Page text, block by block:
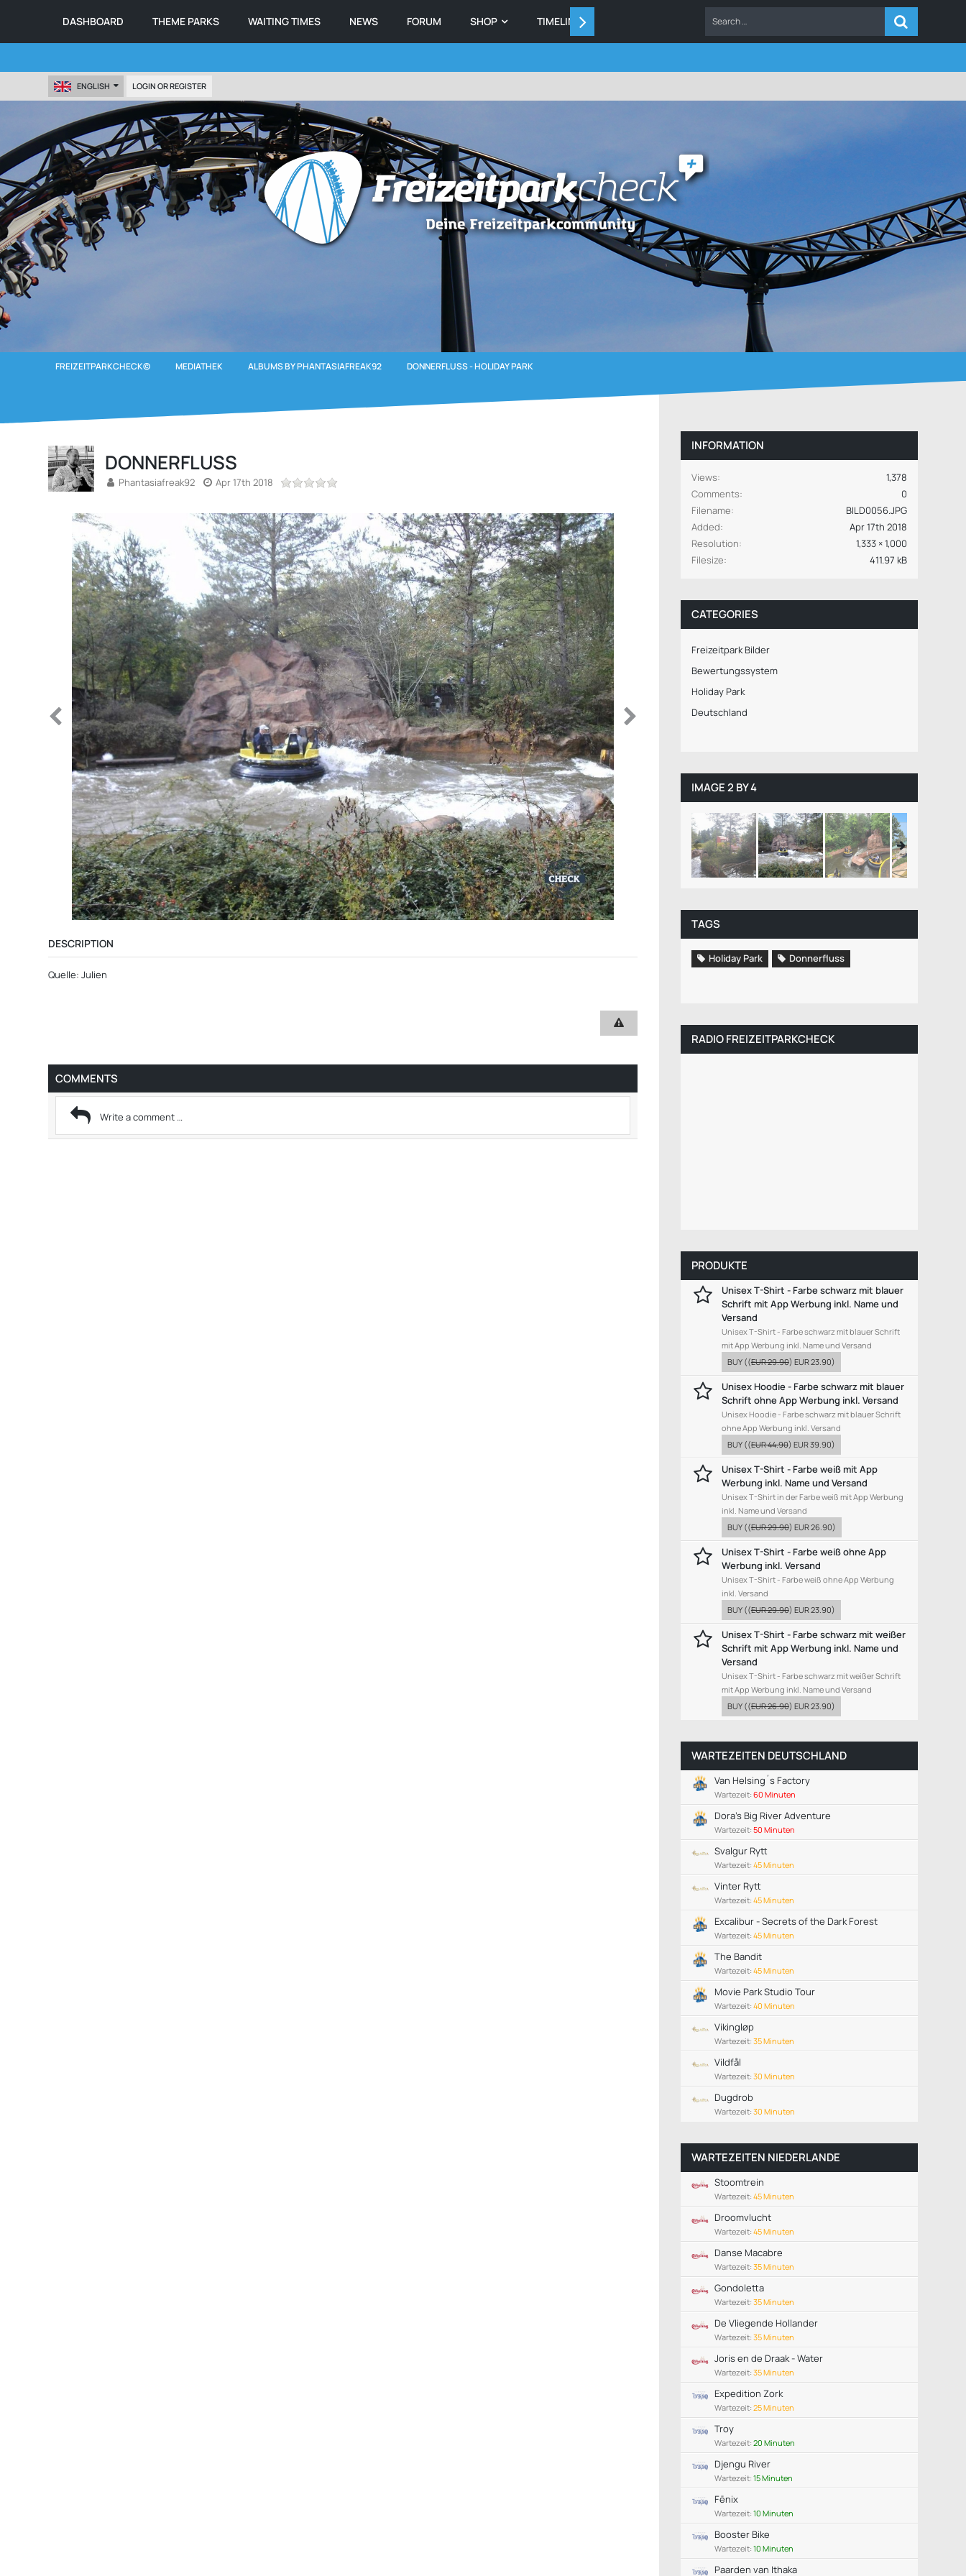
DASHBOARD THEME PARKS WAITING TIMES NEWS FORUM SHOP TIMELINE
ENGLISH LOGIN OR REGISTER
FREIZEITPARKCHECK© MEDIATHEK ALBUMS BY PHANTASIAFREAK92 DONNERFLUSS - HOLIDAY PARK
DONNERFLUSS
Phantasiafreak92 Apr 17th 2018
DESCRIPTION
Quelle: Julien
COMMENTS
INFORMATION
Views
1,378
Comments
0
Filename
BILD0056.JPG
Added
Apr 17th 2018
Resolution
1,333 × 1,000
Filesize
411.97 kB
CATEGORIES
Freizeitpark Bilder
Bewertungssystem
Holiday Park
Deutschland
IMAGE 2 BY 4
TAGS
Holiday Park Donnerfluss
RADIO FREIZEITPARKCHECK
PRODUKTE
Unisex T-Shirt - Farbe schwarz mit blauer
Schrift mit App Werbung inkl. Name und
Versand
Unisex T-Shirt - Farbe schwarz mit blauer Schrift
mit App Werbung inkl. Name und Versand
BUY ((EUR 29.90) EUR 23.90)
Unisex Hoodie - Farbe schwarz mit blauer
Schrift ohne App Werbung inkl. Versand
Unisex Hoodie - Farbe schwarz mit blauer Schrift
ohne App Werbung inkl. Versand
BUY ((EUR 44.90) EUR 39.90)
Unisex T-Shirt - Farbe weiß mit App
Werbung inkl. Name und Versand
Unisex T-Shirt in der Farbe weiß mit App Werbung
inkl. Name und Versand
BUY ((EUR 29.90) EUR 26.90)
Unisex T-Shirt - Farbe weiß ohne App
Werbung inkl. Versand
Unisex T-Shirt - Farbe weiß ohne App Werbung
inkl. Versand
BUY ((EUR 29.90) EUR 23.90)
Unisex T-Shirt - Farbe schwarz mit weißer
Schrift mit App Werbung inkl. Name und
Versand
Unisex T-Shirt - Farbe schwarz mit weißer Schrift
mit App Werbung inkl. Name und Versand
BUY ((EUR 26.90) EUR 23.90)
WARTEZEITEN DEUTSCHLAND
Van Helsing´s Factory
Wartezeit: 60 Minuten
Dora’s Big River Adventure
Wartezeit: 50 Minuten
Svalgur Rytt
Wartezeit: 45 Minuten
Vinter Rytt
Wartezeit: 45 Minuten
Excalibur - Secrets of the Dark Forest
Wartezeit: 45 Minuten
The Bandit
Wartezeit: 45 Minuten
Movie Park Studio Tour
Wartezeit: 40 Minuten
Vikingløp
Wartezeit: 35 Minuten
Vildfål
Wartezeit: 30 Minuten
Dugdrob
Wartezeit: 30 Minuten
WARTEZEITEN NIEDERLANDE
Stoomtrein
Wartezeit: 45 Minuten
Droomvlucht
Wartezeit: 45 Minuten
Danse Macabre
Wartezeit: 35 Minuten
Gondoletta
Wartezeit: 35 Minuten
De Vliegende Hollander
Wartezeit: 35 Minuten
Joris en de Draak - Water
Wartezeit: 35 Minuten
Expedition Zork
Wartezeit: 25 Minuten
Troy
Wartezeit: 20 Minuten
Djengu River
Wartezeit: 15 Minuten
Fēnix
Wartezeit: 10 Minuten
Booster Bike
Wartezeit: 10 Minuten
Paarden van Ithaka